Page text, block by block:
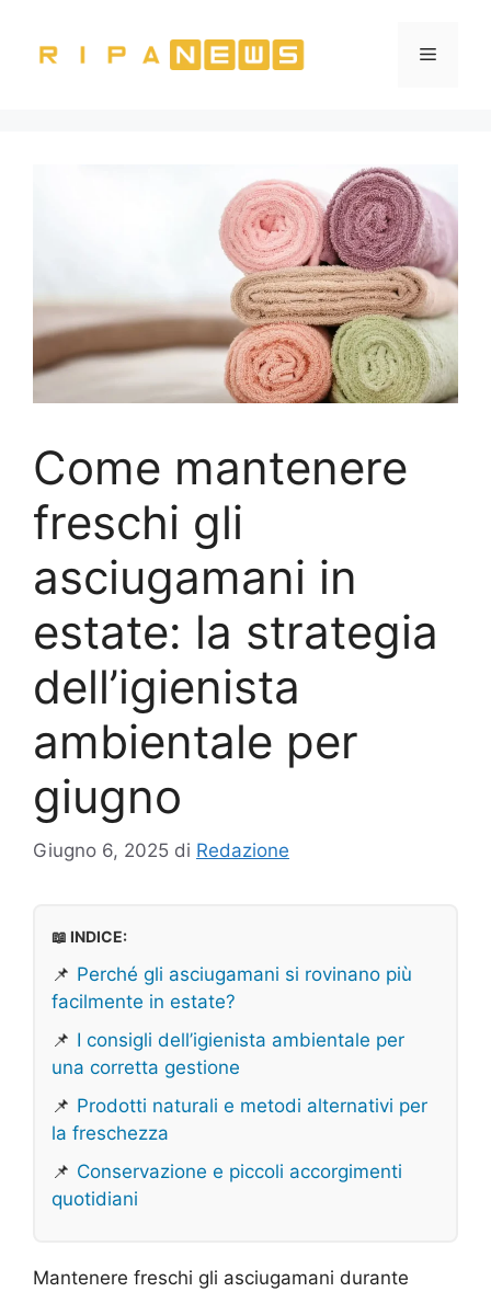
contenuto
Menu
Come mantenere
freschi gli
asciugamani in
estate: la strategia
dell’igienista
ambientale per
giugno
Giugno 6, 2025 di Redazione
📖 INDICE:
📌 Perché gli asciugamani si rovinano più
facilmente in estate?
📌 I consigli dell’igienista ambientale per
una corretta gestione
📌 Prodotti naturali e metodi alternativi per
la freschezza
📌 Conservazione e piccoli accorgimenti
quotidiani
Mantenere freschi gli asciugamani durante